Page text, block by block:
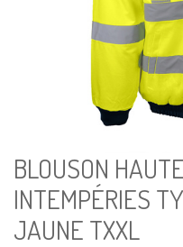
BLOUSON
INTEMPÉRIES
JAUNE TXXL